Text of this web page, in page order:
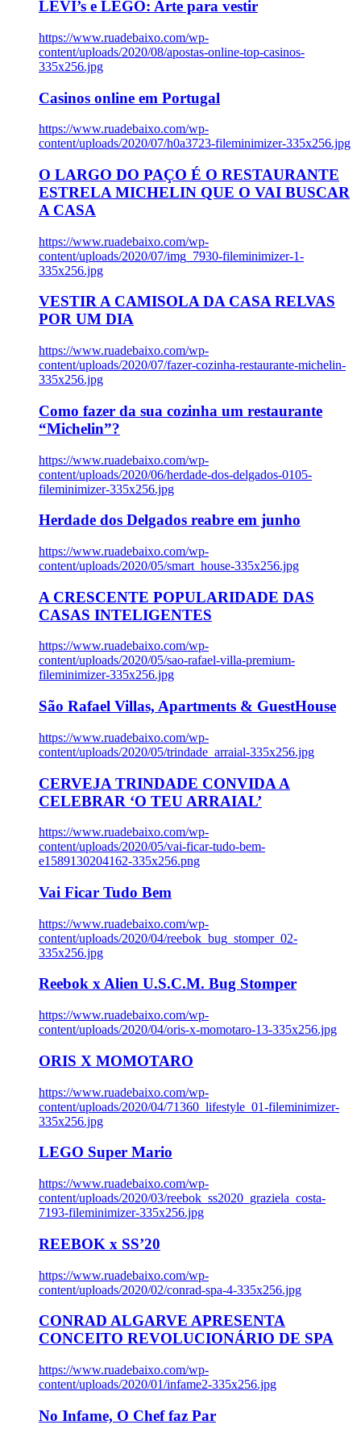
LEVI’s e LEGO: Arte para vestir
https://www.ruadebaixo.com/wp-
content/uploads/2020/08/apostas-online-top-casinos-
335x256.jpg
Casinos online em Portugal
https://www.ruadebaixo.com/wp-
content/uploads/2020/07/h0a3723-fileminimizer-335x256.jpg
O LARGO DO PAÇO É O RESTAURANTE
ESTRELA MICHELIN QUE O VAI BUSCAR
A CASA
https://www.ruadebaixo.com/wp-
content/uploads/2020/07/img_7930-fileminimizer-1-
335x256.jpg
VESTIR A CAMISOLA DA CASA RELVAS
POR UM DIA
https://www.ruadebaixo.com/wp-
content/uploads/2020/07/fazer-cozinha-restaurante-michelin-
335x256.jpg
Como fazer da sua cozinha um restaurante
“Michelin”?
https://www.ruadebaixo.com/wp-
content/uploads/2020/06/herdade-dos-delgados-0105-
fileminimizer-335x256.jpg
Herdade dos Delgados reabre em junho
https://www.ruadebaixo.com/wp-
content/uploads/2020/05/smart_house-335x256.jpg
A CRESCENTE POPULARIDADE DAS
CASAS INTELIGENTES
https://www.ruadebaixo.com/wp-
content/uploads/2020/05/sao-rafael-villa-premium-
fileminimizer-335x256.jpg
São Rafael Villas, Apartments & GuestHouse
https://www.ruadebaixo.com/wp-
content/uploads/2020/05/trindade_arraial-335x256.jpg
CERVEJA TRINDADE CONVIDA A
CELEBRAR ‘O TEU ARRAIAL’
https://www.ruadebaixo.com/wp-
content/uploads/2020/05/vai-ficar-tudo-bem-
e1589130204162-335x256.png
Vai Ficar Tudo Bem
https://www.ruadebaixo.com/wp-
content/uploads/2020/04/reebok_bug_stomper_02-
335x256.jpg
Reebok x Alien U.S.C.M. Bug Stomper
https://www.ruadebaixo.com/wp-
content/uploads/2020/04/oris-x-momotaro-13-335x256.jpg
ORIS X MOMOTARO
https://www.ruadebaixo.com/wp-
content/uploads/2020/04/71360_lifestyle_01-fileminimizer-
335x256.jpg
LEGO Super Mario
https://www.ruadebaixo.com/wp-
content/uploads/2020/03/reebok_ss2020_graziela_costa-
7193-fileminimizer-335x256.jpg
REEBOK x SS’20
https://www.ruadebaixo.com/wp-
content/uploads/2020/02/conrad-spa-4-335x256.jpg
CONRAD ALGARVE APRESENTA
CONCEITO REVOLUCIONÁRIO DE SPA
https://www.ruadebaixo.com/wp-
content/uploads/2020/01/infame2-335x256.jpg
No Infame, O Chef faz Par